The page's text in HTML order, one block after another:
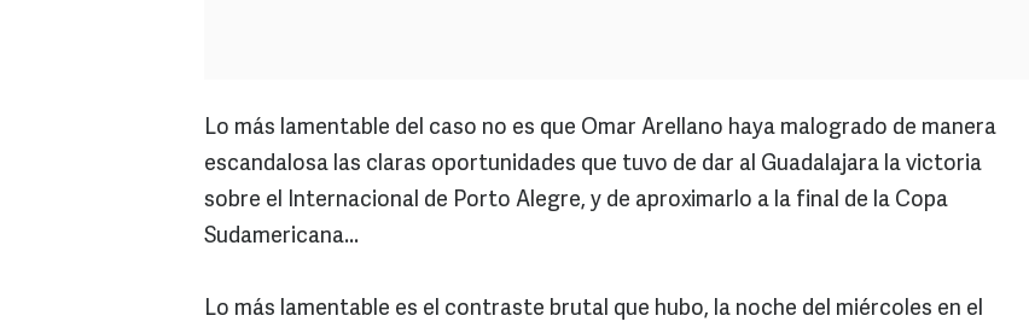
Lo más lamentable del caso no es que Omar Arellano haya malogrado de manera
escandalosa las claras oportunidades que tuvo de dar al Guadalajara la victoria
sobre el Internacional de Porto Alegre, y de aproximarlo a la final de la Copa
Sudamericana...
Lo más lamentable es el contraste brutal que hubo, la noche del miércoles en el